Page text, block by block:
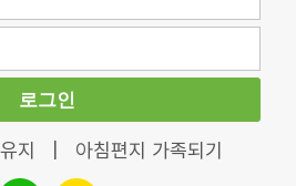
로그인
지 아침편지 가족되기